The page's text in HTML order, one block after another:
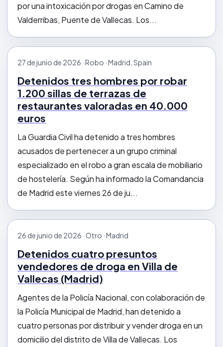
por una intoxicación por drogas en Camino de
Valderribas, Puente de Vallecas. Los...
27 de junio de 2026 · Robo · Madrid, Spain
Detenidos tres hombres por robar
1.200 sillas de terrazas de
restaurantes valoradas en 40.000
euros
La Guardia Civil ha detenido a tres hombres
acusados de pertenecer a un grupo criminal
especializado en el robo a gran escala de mobiliario
de hostelería. Según ha informado la Comandancia
de Madrid este viernes 26 de ju...
26 de junio de 2026 · Otro · Madrid
Detenidos cuatro presuntos
vendedores de droga en Villa de
Vallecas (Madrid)
Agentes de la Policía Nacional, con colaboración de
la Policía Municipal de Madrid, han detenido a
cuatro personas por distribuir y vender droga en un
domicilio del distrito de Villa de Vallecas. Los